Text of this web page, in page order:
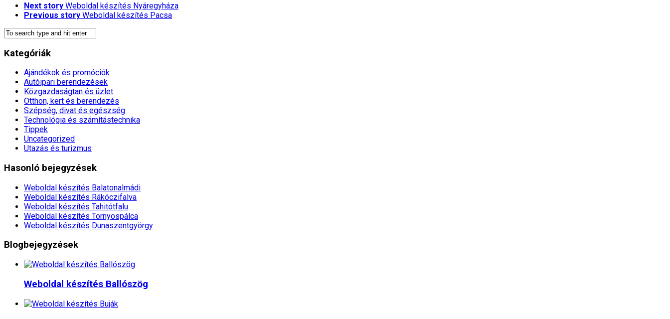
Next story Weboldal készítés​ Nyáregyháza
Previous story Weboldal készítés​ Pacsa
Kategóriák
Ajándékok és promóciók
Autóipari berendezések
Közgazdaságtan és üzlet
Otthon, kert és berendezés
Szépség, divat és egészség
Technológia és számítástechnika
Tippek
Uncategorized
Utazás és turizmus
Hasonló bejegyzések
Weboldal készítés​ Balatonalmádi
Weboldal készítés​ Rákóczifalva
Weboldal készítés​ Tahitótfalu
Weboldal készítés​ Tornyospálca
Weboldal készítés​ Dunaszentgyörgy
Blogbejegyzések
Weboldal készítés​ Ballószög